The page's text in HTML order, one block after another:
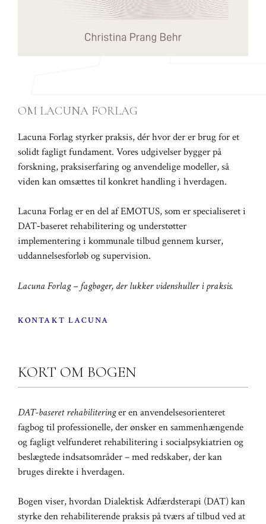
KORT OM BOGEN
DAT-baseret rehabiliteringer en anvendelsesorienteret
fagbog til professionelle, der ønsker en sammenhængende
og fagligt velfunderet rehabilitering i socialpsykiatrien og
beslægtede indsatsområder – med redskaber, der kan
bruges direkte i hverdagen.
Bogen viser, hvordan Dialektisk Adfærdsterapi (DAT) kan
styrke den rehabiliterende praksis på tværs af tilbud ved at
OM LACUNA FORLAG
Lacuna Forlag styrker praksis, dér hvor der er brug for et
solidt fagligt fundament. Vores udgivelser bygger på
forskning, praksiserfaring og anvendelige modeller, så
viden kan omsættes til konkret handling i hverdagen.
Lacuna Forlag er en del afEMOTUS, som er specialiseret i
DAT‑baseret rehabilitering og understøtter
implementering i kommunale tilbud gennem kurser,
uddannelsesforløb og supervision.
Lacuna Forlag – fagbøger, der lukker videnshuller i praksis.
KONTAKT LACUNA